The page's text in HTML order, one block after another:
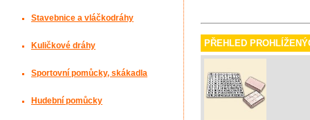
PŘEHLED
Stavebnice a vláčkodráhy
Kuličkové dráhy
Sportovní pomůcky, skákadla
Hudební pomůcky